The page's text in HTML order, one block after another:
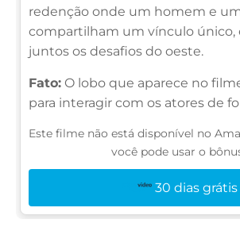
redenção onde um homem e
compartilham um vínculo único,
juntos os desafios do oeste.
Fato: O lobo que aparece no
para interagir com os atores de
Este filme não está disponível no
você pode usar o
30 dias grátis